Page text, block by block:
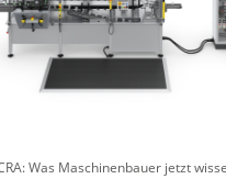
Was Maschinenbauer jetzt